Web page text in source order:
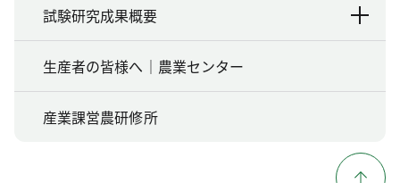
試験研究成果概要
生産者の皆様へ｜農業センター
産業課営農研修所